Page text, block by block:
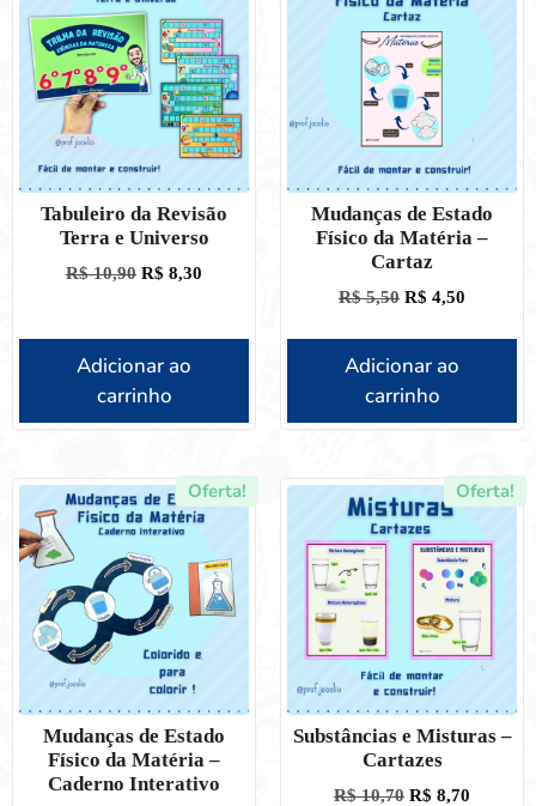
Tabuleiro da Revisão
Terra e Universo
R$10,90 R$ 8,30
Adicionar ao
carrinho
Mudanças de Estado
Físico da Matéria –
Cartaz
R$5,50 R$ 4,50
Adicionar ao
carrinho
Oferta!
Mudanças de Estado
Físico da Matéria –
Caderno Interativo
Oferta!
Substâncias e Misturas –
Cartazes
R$10,70 R$ 8,70